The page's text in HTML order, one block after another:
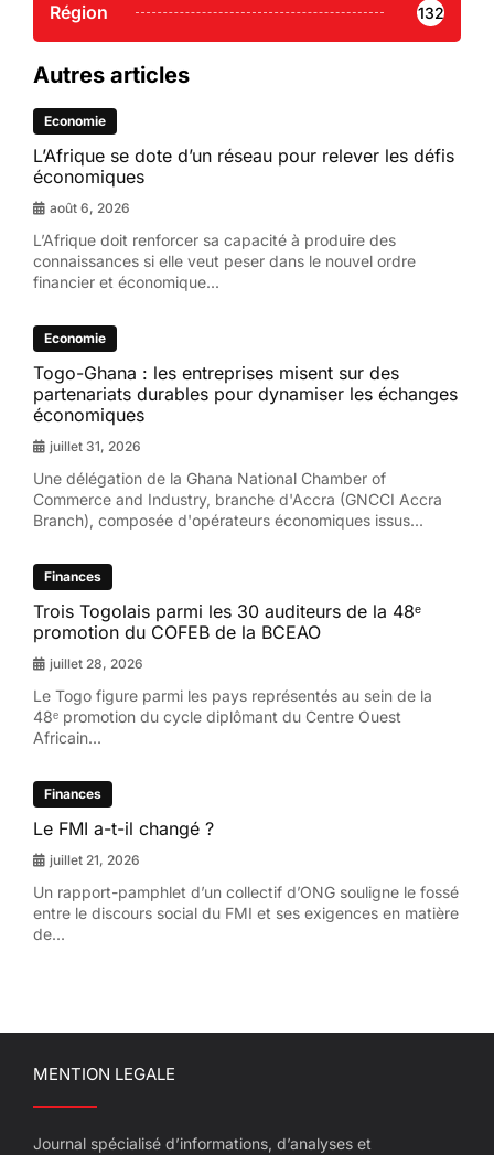
Région 132
Autres articles
Economie
L’Afrique se dote d’un réseau pour relever les défis
économiques
août 6, 2026
L’Afrique doit renforcer sa capacité à produire des
connaissances si elle veut peser dans le nouvel ordre
financier et économique...
Economie
Togo-Ghana : les entreprises misent sur des
partenariats durables pour dynamiser les échanges
économiques
juillet 31, 2026
Une délégation de la Ghana National Chamber of
Commerce and Industry, branche d'Accra (GNCCI Accra
Branch), composée d'opérateurs économiques issus...
Finances
Trois Togolais parmi les 30 auditeurs de la 48ᵉ
promotion du COFEB de la BCEAO
juillet 28, 2026
Le Togo figure parmi les pays représentés au sein de la
48ᵉ promotion du cycle diplômant du Centre Ouest
Africain...
Finances
Le FMI a-t-il changé ?
juillet 21, 2026
Un rapport-pamphlet d’un collectif d’ONG souligne le fossé
entre le discours social du FMI et ses exigences en matière
de...
MENTION LEGALE
Journal spécialisé d’informations, d’analyses et